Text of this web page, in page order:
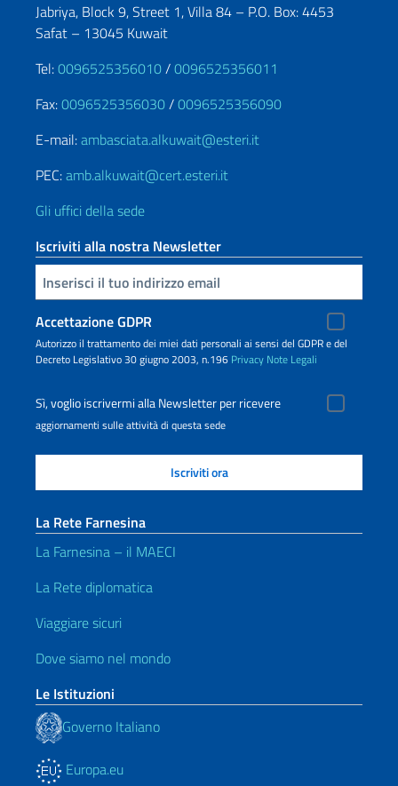
Jabriya, Block 9, Street 1, Villa 84 – P.O. Box: 4453
Safat – 13045 Kuwait
Tel:0096525356010/0096525356011
Fax:0096525356030/0096525356090
E-mail:ambasciata.alkuwait@esteri.it
PEC:amb.alkuwait@cert.esteri.it
Gli uffici della sede
Iscriviti alla nostra Newsletter
Inserisci la tua email
Accettazione GDPR
Autorizzo il trattamento dei miei dati personali ai sensi del GDPR e del
Decreto Legislativo 30 giugno 2003, n.196 Privacy Note Legali
Sì, voglio iscrivermi alla Newsletter per ricevere
aggiornamenti sulle attività di questa sede
La Rete Farnesina
La Farnesina – il MAECI
La Rete diplomatica
Viaggiare sicuri
Dove siamo nel mondo
Le Istituzioni
Governo Italiano
Europa.eu